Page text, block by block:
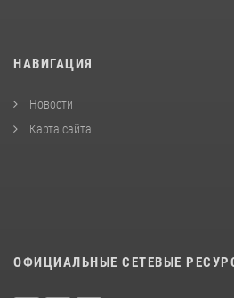
НАВИГАЦИЯ
Новости
Карта сайта
ОФИЦИАЛЬНЫЕ СЕТЕВЫЕ